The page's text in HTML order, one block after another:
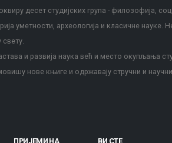
десет студијских група - филозофија,
уметности, археологија и класичне науке.
свету.
и развија наука већ и место окупљања
нове књиге и одржавају стручни и
ПРИЈЕМИ НА
ВИ СТЕ